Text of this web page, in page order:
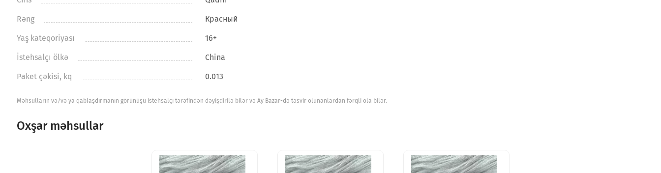
Rəng Красный
Yaş kateqoriyası 16+
İstehsalçı ölkə China
Paket çəkisi, kq 0.013
Məhsulların və/və ya qablaşdırmanın görünüşü istehsalçı tərəfindən dəyişdirilə bilər və Ay Bazar-də təsvir olunanlardan fərqli ola bilər.
Oxşar məhsullar